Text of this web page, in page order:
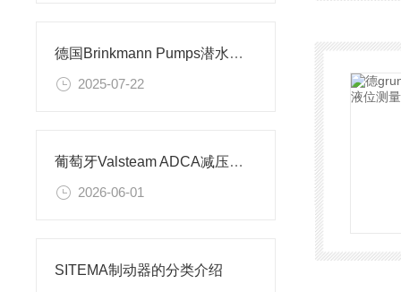
德国Brinkmann Pumps潜水泵特点及优势
2025-07-22
葡萄牙Valsteam ADCA减压阀技术特征及应用场景解析
2026-06-01
SITEMA制动器的分类介绍